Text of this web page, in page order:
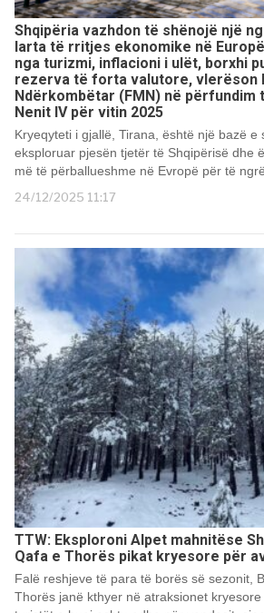
Shqipëria vazhdon të shënojë një
larta të rritjes ekonomike në
nga turizmi, inflacioni i ulët, borxhi
rezerva të forta valutore, vlerëson
Ndërkombëtar (FMN) në përfundim
Nenit IV për vitin 2025
Kryeqyteti i gjallë, Tirana, është një bazë e
eksploruar pjesën tjetër të Shqipërisë dhe
më të përballueshme në Evropë për të
24/12/2025 11:17
TTW: Eksploroni Alpet mahnitëse
Qafa e Thorës pikat kryesore për
Falë reshjeve të para të borës së sezonit,
Thorës janë kthyer në atraksionet